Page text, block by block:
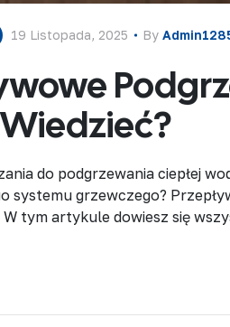
By
19 Listopada, 2025
do podgrzewania ciepłej
systemu grzewczego?
tym artykule dowiesz się
[…]